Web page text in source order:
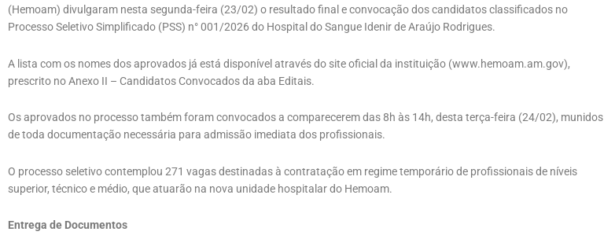
(Hemoam) divulgaram nesta segunda-feira (23/02) o resultado final e convocação dos candidatos classificados no
Processo Seletivo Simplificado (PSS) n° 001/2026 do Hospital do Sangue Idenir de Araújo Rodrigues.
A lista com os nomes dos aprovados já está disponível através do site oficial da instituição (www.hemoam.am.gov),
prescrito no Anexo II – Candidatos Convocados da aba Editais.
Os aprovados no processo também foram convocados a comparecerem das 8h às 14h, desta terça-feira (24/02), munidos
de toda documentação necessária para admissão imediata dos profissionais.
O processo seletivo contemplou 271 vagas destinadas à contratação em regime temporário de profissionais de níveis
superior, técnico e médio, que atuarão na nova unidade hospitalar do Hemoam.
Entrega de Documentos